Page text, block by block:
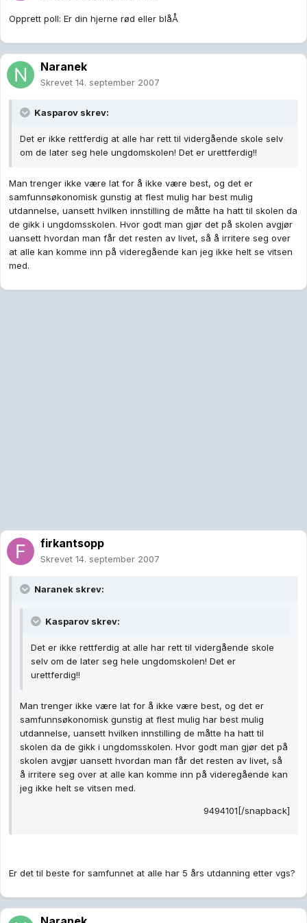
Opprett poll: Er din hjerne rød eller blåÅ
Naranek
Skrevet 14. september 2007
Kasparov skrev:
Det er ikke rettferdig at alle har rett til vidergående skole selv
om de later seg hele ungdomskolen! Det er urettferdig!!
Man trenger ikke være lat for å ikke være best, og det er
samfunnsøkonomisk gunstig at flest mulig har best mulig
utdannelse, uansett hvilken innstilling de måtte ha hatt til skolen da
de gikk i ungdomsskolen. Hvor godt man gjør det på skolen avgjør
uansett hvordan man får det resten av livet, så å irritere seg over
at alle kan komme inn på videregående kan jeg ikke helt se vitsen
med.
firkantsopp
Skrevet 14. september 2007
Naranek skrev:
Kasparov skrev:
Det er ikke rettferdig at alle har rett til vidergående skole
selv om de later seg hele ungdomskolen! Det er
urettferdig!!
Man trenger ikke være lat for å ikke være best, og det er
samfunnsøkonomisk gunstig at flest mulig har best mulig
utdannelse, uansett hvilken innstilling de måtte ha hatt til
skolen da de gikk i ungdomsskolen. Hvor godt man gjør det på
skolen avgjør uansett hvordan man får det resten av livet, så
å irritere seg over at alle kan komme inn på videregående kan
jeg ikke helt se vitsen med.
9494101[/snapback]
Er det til beste for samfunnet at alle har 5 års utdanning etter vgs?